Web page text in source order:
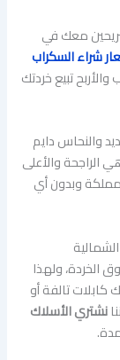
معك في
شراء السكراب
تبيع خردتك
والنحاس دايم
الراجحة والأعلى
وبدون أي
الخردة، ولهذا
كابلات تالفة أو
نشتري الأسلاك